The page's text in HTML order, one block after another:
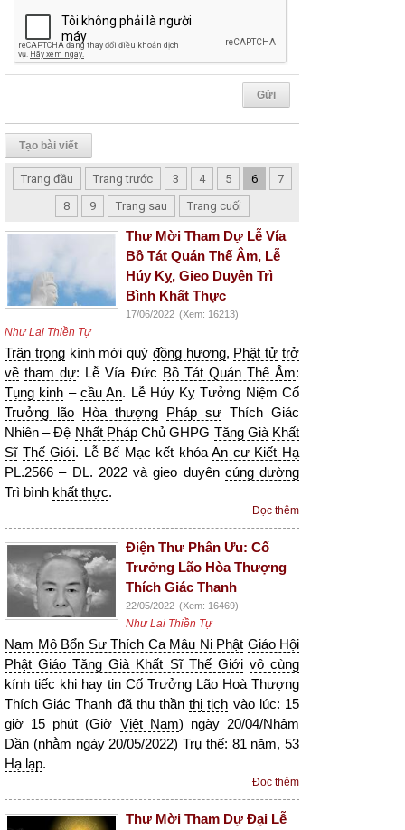
Tạo bài viết
Trang đầu Trang trước 3 4 5 6
7
8
9 Trang sau Trang cuối
Thư Mời Tham Dự Lễ Vía
Bồ Tát Quán Thế Âm, Lễ
Húy Kỵ, Gieo Duyên Trì
Bình Khất Thực
17/06/2022 (Xem: 16213)
Như Lai Thiền Tự
Trân trọngkính mời quý đồng hương, Phật tử trở
về tham dự: Lễ Vía Đức Bồ Tát Quán Thế Âm:
Tụng kinh – cầu An. Lễ Húy Kỵ Tưởng Niệm Cố
Trưởng lão Hòa thượng Pháp sư Thích Giác
Nhiên – Đệ Nhất PhápChủ GHPG Tăng Già Khất
Sĩ Thế Giới. Lễ Bế Mạc kết khóaAn cư Kiết Hạ
PL.2566 – DL. 2022 và gieo duyên cúng dường
Trì bình khất thực.
Đọc thêm
Điện Thư Phân Ưu: Cố
Trưởng Lão Hòa Thượng
Thích Giác Thanh
22/05/2022 (Xem: 16469)
Như Lai Thiền Tự
Nam Mô Bổn Sư Thích Ca Mâu Ni Phật Giáo Hội
Phật Giáo Tăng Già Khất Sĩ Thế Giới vô cùng
kính tiếc khi hay tin Cố Trưởng Lão Hoà Thượng
Thích Giác Thanh đã thu thầnthị tịch vào lúc: 15
giờ 15 phút (Giờ Việt Nam) ngày 20/04/Nhâm
Dần (nhằm ngày 20/05/2022) Trụ thế: 81 năm, 53
Hạ lạp.
Đọc thêm
Thư Mời Tham Dự Đại Lễ